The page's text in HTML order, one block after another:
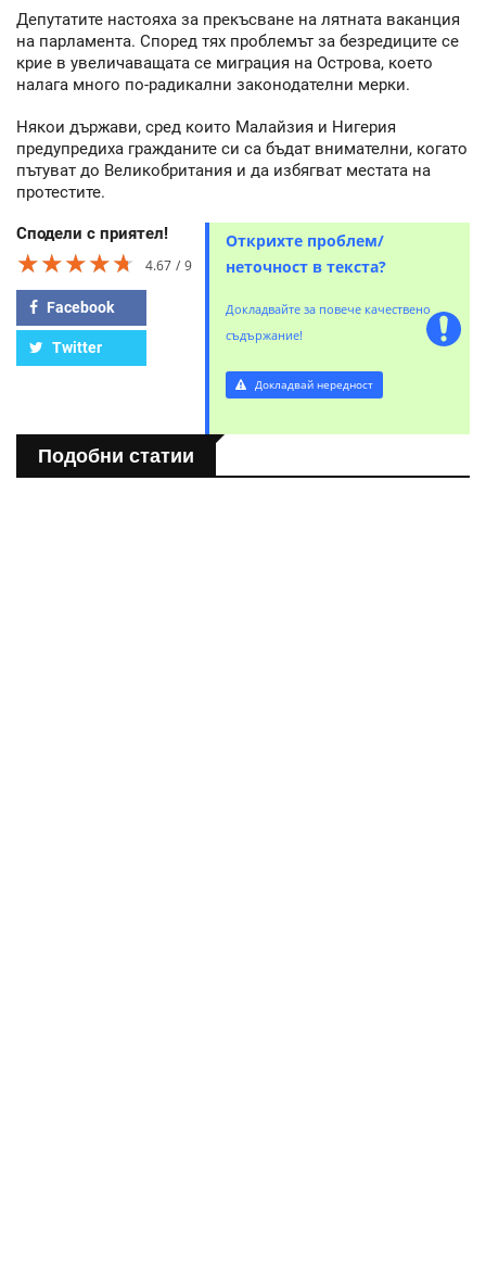
Депутатите настояха за прекъсване на лятната ваканция
на парламента. Според тях проблемът за безредиците се
крие в увеличаващата се миграция на Острова, което
налага много по-радикални законодателни мерки.
Някои държави, сред които Малайзия и Нигерия
предупредиха гражданите си са бъдат внимателни, когато
пътуват до Великобритания и да избягват местата на
протестите.
Сподели с приятел!
★★★★★
★★★★★
★★★★★ 4.67 9
Facebook
Twitter
Открихте проблем/
неточност в текста?
Докладвайте за повече качествено
съдържание!
Докладвай нередност
Подобни статии